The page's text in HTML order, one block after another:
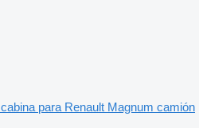
cabina para Renault Magnum camión